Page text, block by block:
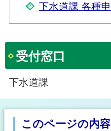
下水道課 各種
受付窓口
下水道課
このページの内